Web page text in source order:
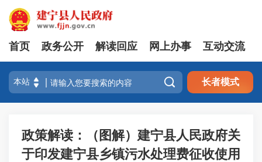
首页 政务公开 解读回应 网上办事 互动交流
 长者模式
政策解读：（图解）建宁县人民政府关
于印发建宁县乡镇污水处理费征收使用